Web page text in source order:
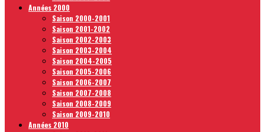
Années 2000
Saison 2000-2001
Saison 2001-2002
Saison 2002-2003
Saison 2003-2004
Saison 2004-2005
Saison 2005-2006
Saison 2006-2007
Saison 2007-2008
Saison 2008-2009
Saison 2009-2010
Années 2010